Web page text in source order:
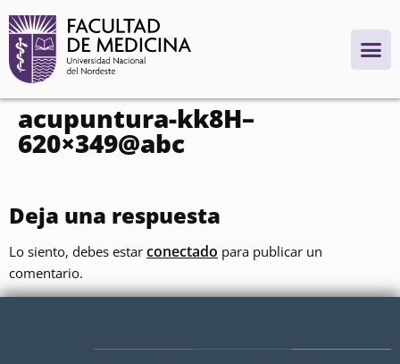
contenido
acupuntura-kk8H–
620×349@abc
Deja una respuesta
Lo siento, debes estar conectado para publicar un
comentario.